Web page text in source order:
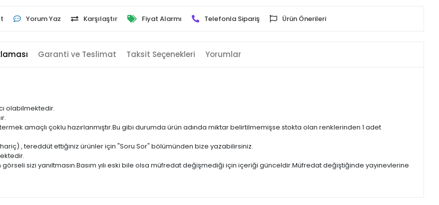
Yorum Yaz Karşılaştır Fiyat Alarmı Telefonla Sipariş Ürün Önerileri
Garanti ve Teslimat Taksit Seçenekleri Yorumlar
olabilmektedir.
amaçlı çoklu hazırlanmıştır.Bu gibi durumda ürün adında miktar belirtilmemişse stokta olan renklerinden 1 adet
hariç) , tereddüt ettiğiniz ürünler için "Soru Sor" bölümünden bize yazabilirsiniz.
sizi yanıltmasın.Basım yılı eski bile olsa müfredat değişmediği için içeriği günceldir.Müfredat değiştiğinde yayınevlerine